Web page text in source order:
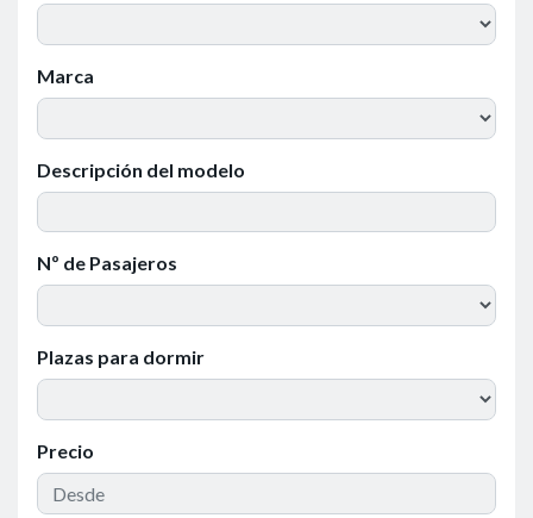
Marca
Descripción del modelo
Nº de Pasajeros
Plazas para dormir
Precio